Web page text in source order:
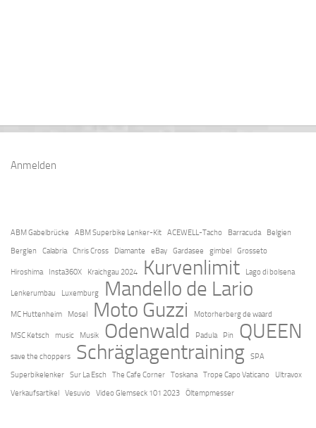
Anmelden
ABM Gabelbrücke ABM Superbike Lenker-Kit ACEWELL-Tacho Barracuda
Belgien
Berglen
Calabria Chris Cross Diamante eBay Gardasee gimbel Grosseto
Hiroshima Insta360X Kraichgau 2024 Kurvenlimit Lago di bolsena
Lenkerumbau Luxemburg Mandello de Lario
MC Huttenheim Mosel Moto Guzzi Motorherberg de waard
MSC Ketsch music Musik Odenwald Padula Pin QUEEN
save the choppers Schräglagentraining
SPA
Superbikelenker
Sur La Esch The Cafe Corner Toskana Trope Capo Vaticano
Ultravox
Verkaufsartikel
Vesuvio Video Glemseck 101 2023 Öltempmesser